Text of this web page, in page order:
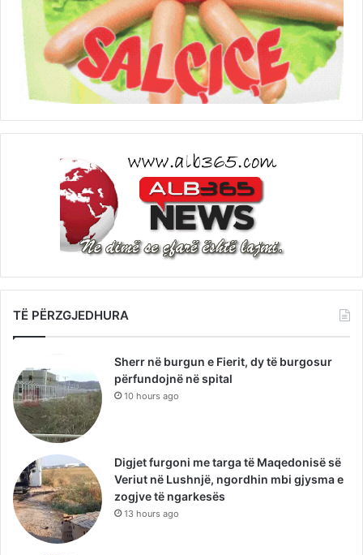
TË PËRZGJEDHURA
Sherr në burgun e Fierit, dy të burgosur
përfundojnë në spital
10 hours ago
Digjet furgoni me targa të Maqedonisë së
Veriut në Lushnjë, ngordhin mbi gjysma e
zogjve të ngarkesës
13 hours ago